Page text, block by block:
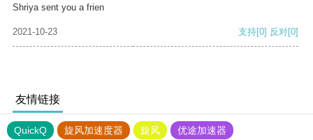
Shriya sent you a frien
2021-10-23 支持[0] 反对[0]
友情链接
QuickQ 旋风加速度器 旋风
优途加速器